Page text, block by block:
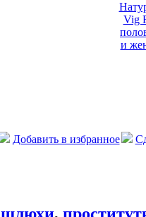
Vig
и
Добавить в избранное